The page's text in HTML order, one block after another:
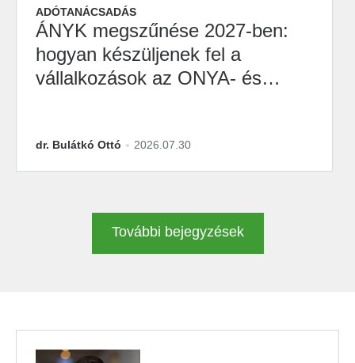
ADÓTANÁCSADÁS
ÁNYK megszűnése 2027-ben:
hogyan készüljenek fel a
vállalkozások az ONYA- és
dr. Bulátkó Ottó 2026.07.30
További bejegyzések